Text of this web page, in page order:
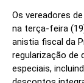
Os vereadores
na terça-feira
anistia fiscal da
regularização de
especiais,